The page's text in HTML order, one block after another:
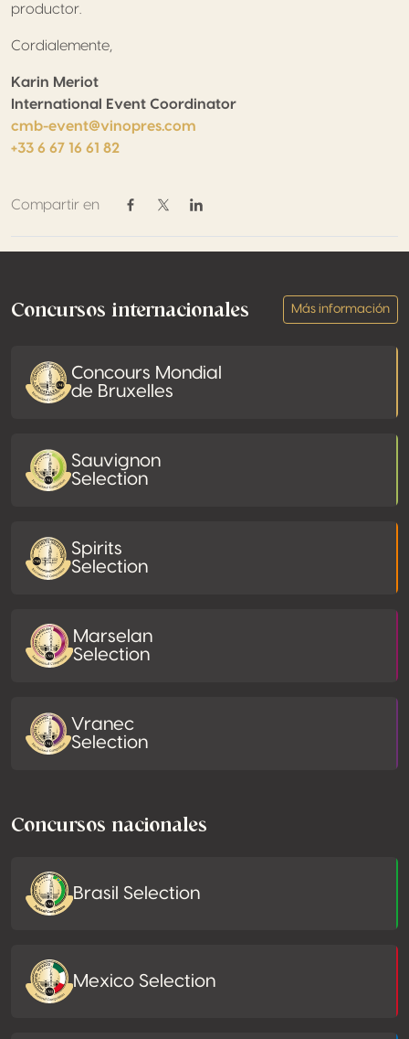
productor.
Cordialemente,
Karin Meriot
International Event Coordinator
cmb-event@vinopres.com
+33 6 67 16 61 82
Compartir en
Compartir en Facebook
Compartir en Twitter / X
Compartir en Linkedin
Footer
Concursos internacionales Más información
Concours Mondial
de Bruxelles
Sauvignon
Selection
Spirits
Selection
Marselan
Selection
Vranec
Selection
Concursos nacionales
Brasil Selection
Mexico Selection